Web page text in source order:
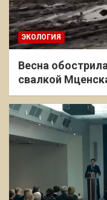
ЭКОЛОГИЯ
Весна
свалкой